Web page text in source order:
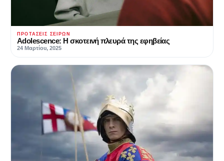
ΠΡΟΤΆΣΕΙΣ ΣΕΙΡΏΝ
Adolescence: Η σκοτεινή πλευρά της εφηβείας
24 Μαρτίου, 2025